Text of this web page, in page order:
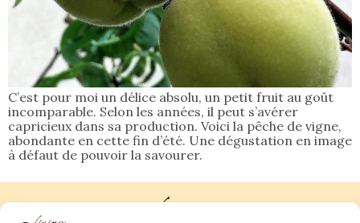
C’est pour moi un délice absolu, un petit fruit au goût
incomparable. Selon les années, il peut s’avérer
capricieux dans sa production. Voici la pêche de vigne,
abondante en cette fin d’été. Une dégustation en image
à défaut de pouvoir la savourer.